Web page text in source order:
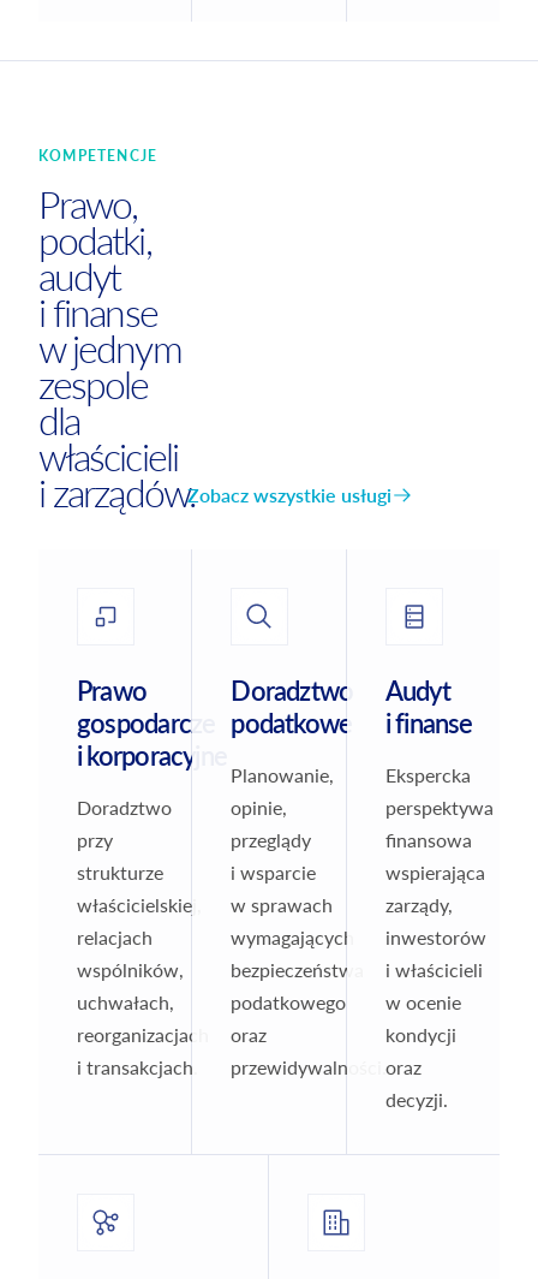
KOMPETENCJE
Prawo,
podatki,
audyt
i finanse
w jednym
zespole
dla
właścicieli
i zarządów.Zobacz wszystkie usługi
Prawo
gospodarcze
i korporacyjne
Doradztwo
przy
strukturze
właścicielskiej,
relacjach
wspólników,
uchwałach,
reorganizacjach
i transakcjach.
Doradztwo
podatkowe
Planowanie,
opinie,
przeglądy
i wsparcie
w sprawach
wymagających
bezpieczeństwa
podatkowego
oraz
przewidywalności.
Audyt
i finanse
Ekspercka
perspektywa
finansowa
wspierająca
zarządy,
inwestorów
i właścicieli
w ocenie
kondycji
oraz
decyzji.